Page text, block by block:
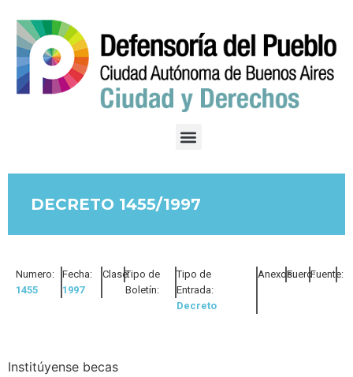
DECRETO 1455/1997
Numero:
1455
Fecha:
1997
Clase:Tipo de
Boletín:
Tipo de
Entrada:
Decreto
Anexos:Fuero:Fuente:
Institúyense becas